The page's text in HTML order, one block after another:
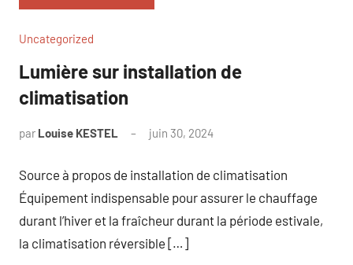
Uncategorized
Lumière sur installation de
climatisation
par Louise KESTEL juin 30, 2024
Source à propos de installation de climatisation
Équipement indispensable pour assurer le chauffage
durant l’hiver et la fraîcheur durant la période estivale,
la climatisation réversible […]